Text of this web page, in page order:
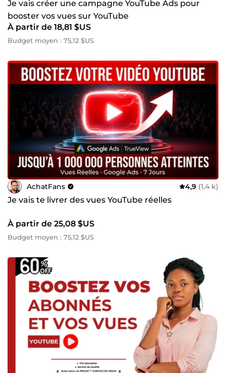
Je vais créer une campagne YouTube Ads pour
booster vos vues sur YouTube
À partir de 18,81 $US
Budget moyen : 75,12 $US
AchatFans 4,9 (1,4 k)
Je vais te livrer des vues YouTube réelles
À partir de 25,08 $US
Budget moyen : 75,12 $US